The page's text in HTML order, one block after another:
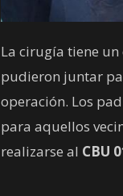
La cirugía tiene un
pudieron juntar
operación. Los
para aquellos
realizarse al CBU